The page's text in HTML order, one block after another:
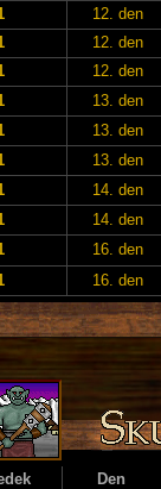
12. den
12. den
12. den
13. den
13. den
13. den
14. den
14. den
16. den
16. den
Den